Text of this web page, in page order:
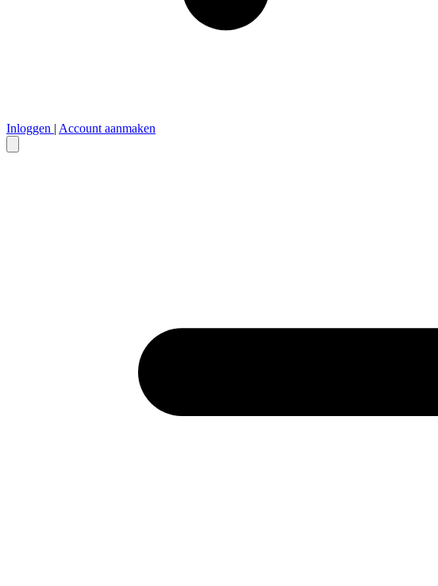
Inloggen | Account aanmaken